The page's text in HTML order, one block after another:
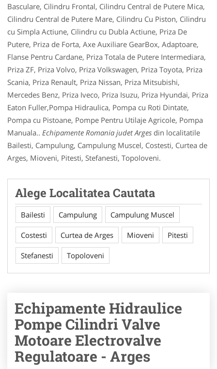
Basculare, Cilindru Frontal, Cilindru Central de Putere Mica,
Cilindru Central de Putere Mare, Cilindru Cu Piston, Cilindru
cu Simpla Actiune, Cilindru cu Dubla Actiune, Priza De
Putere, Priza de Forta, Axe Auxiliare GearBox, Adaptoare,
Flanse Pentru Cardane, Priza Totala de Putere Intermediara,
Priza ZF, Priza Volvo, Priza Volkswagen, Priza Toyota, Priza
Scania, Priza Renault, Priza Nissan, Priza Mitsubishi,
Mercedes Benz, Priza Iveco, Priza Isuzu, Priza Hyundai, Priza
Eaton Fuller,Pompa Hidraulica, Pompa cu Roti Dintate,
Pompa cu Pistoane, Pompe Pentru Utilaje Agricole, Pompa
Manuala.. Echipamente Romania judet Arges din localitatile
Bailesti, Campulung, Campulung Muscel, Costesti, Curtea de
Arges, Mioveni, Pitesti, Stefanesti, Topoloveni.
Alege Localitatea Cautata
Bailesti Campulung Campulung Muscel
Costesti Curtea de Arges Mioveni Pitesti
Stefanesti Topoloveni
Echipamente Hidraulice
Pompe Cilindri Valve
Motoare Electrovalve
Regulatoare - Arges